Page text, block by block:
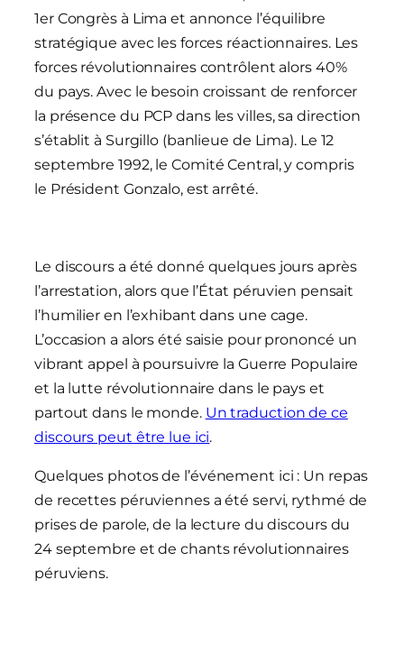
1er Congrès à Lima et annonce l’équilibre
stratégique avec les forces réactionnaires. Les
forces révolutionnaires contrôlent alors 40%
du pays. Avec le besoin croissant de renforcer
la présence du PCP dans les villes, sa direction
s’établit à Surgillo (banlieue de Lima). Le 12
septembre 1992, le Comité Central, y compris
le Président Gonzalo, est arrêté.
Le discours a été donné quelques jours après
l’arrestation, alors que l’État péruvien pensait
l’humilier en l’exhibant dans une cage.
L’occasion a alors été saisie pour prononcé un
vibrant appel à poursuivre la Guerre Populaire
et la lutte révolutionnaire dans le pays et
partout dans le monde. Un traduction de ce
discours peut être lue ici.
Quelques photos de l’événement ici : Un repas
de recettes péruviennes a été servi, rythmé de
prises de parole, de la lecture du discours du
24 septembre et de chants révolutionnaires
péruviens.